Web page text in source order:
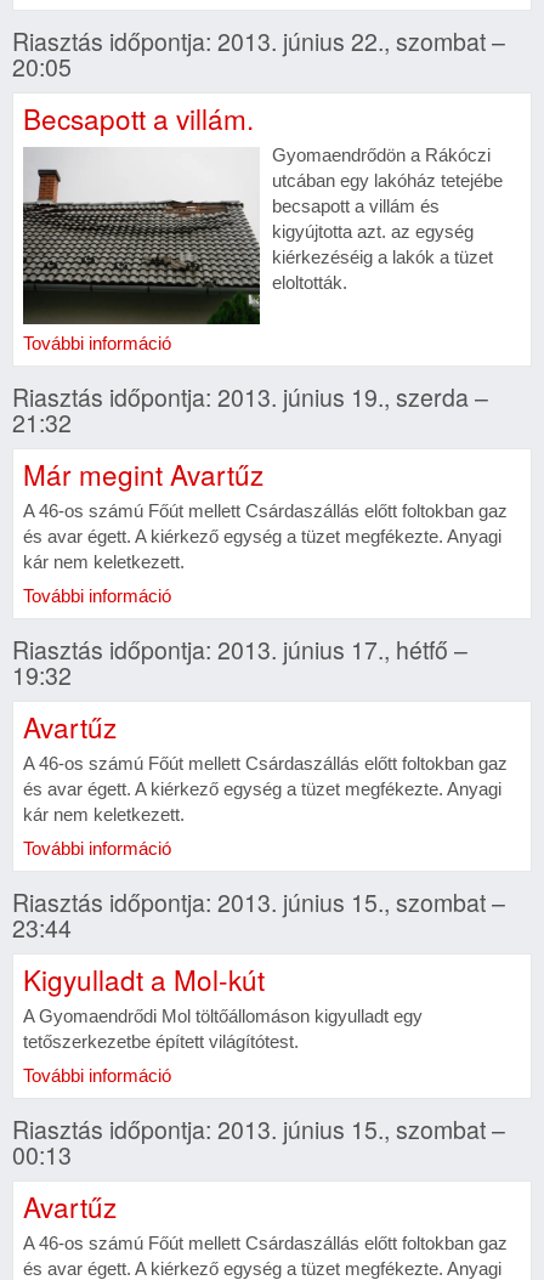
Riasztás időpontja: 2013. június 22., szombat –
20:05
Becsapott a villám.
Gyomaendrődön a Rákóczi
utcában egy lakóház tetejébe
becsapott a villám és
kigyújtotta azt. az egység
kiérkezéséig a lakók a tüzet
eloltották.
További információ
Riasztás időpontja: 2013. június 19., szerda –
21:32
Már megint Avartűz
A 46-os számú Főút mellett Csárdaszállás előtt foltokban gaz
és avar égett. A kiérkező egység a tüzet megfékezte. Anyagi
kár nem keletkezett.
További információ
Riasztás időpontja: 2013. június 17., hétfő –
19:32
Avartűz
A 46-os számú Főút mellett Csárdaszállás előtt foltokban gaz
és avar égett. A kiérkező egység a tüzet megfékezte. Anyagi
kár nem keletkezett.
További információ
Riasztás időpontja: 2013. június 15., szombat –
23:44
Kigyulladt a Mol-kút
A Gyomaendrődi Mol töltőállomáson kigyulladt egy
tetőszerkezetbe épített világítótest.
További információ
Riasztás időpontja: 2013. június 15., szombat –
00:13
Avartűz
A 46-os számú Főút mellett Csárdaszállás előtt foltokban gaz
és avar égett. A kiérkező egység a tüzet megfékezte. Anyagi